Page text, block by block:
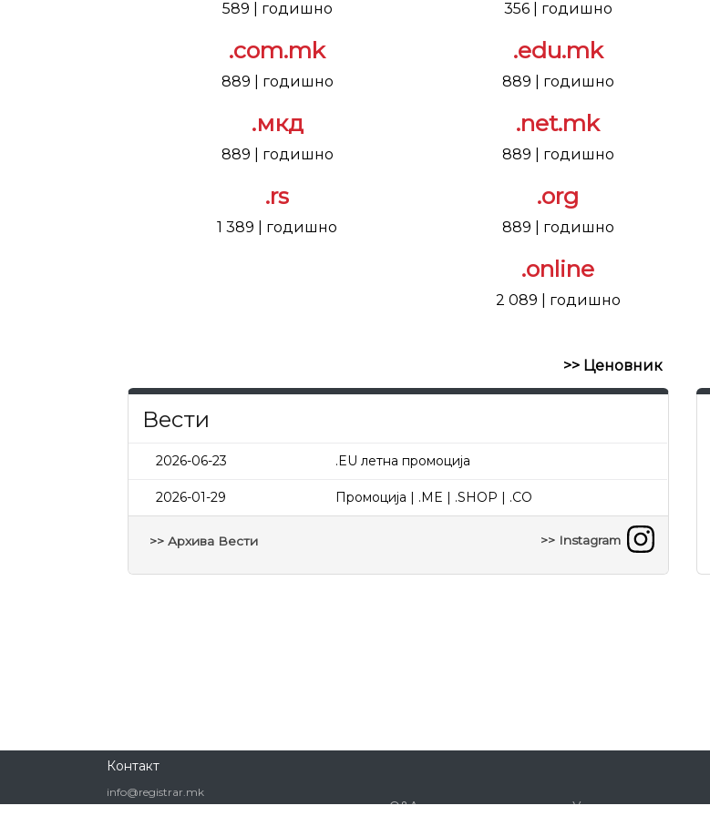
589 | годишно 356 | годишно
.com.mk
889 | годишно
.edu.mk
889 | годишно
.мкд
889 | годишно
.net.mk
889 | годишно
.rs
1 389 | годишно
.org
889 | годишно
.online
2 089 | годишно
>> Ценовник
Вести
2026-06-23 .EU летна промоција
2026-01-29 Промоција | .ME | .SHOP | .CO
>> Instagram
>> Архива Вести
Контакт
info@registrar.mk
Q&A Услови